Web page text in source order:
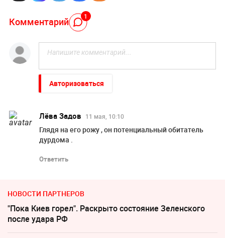
Комментарий 1
Авторизоваться
Лёва Задов 11 мая, 10:10
Глядя на его рожу , он потенциальный обитатель
дурдома .
Ответить
НОВОСТИ ПАРТНЕРОВ
"Пока Киев горел". Раскрыто состояние Зеленского
после удара РФ